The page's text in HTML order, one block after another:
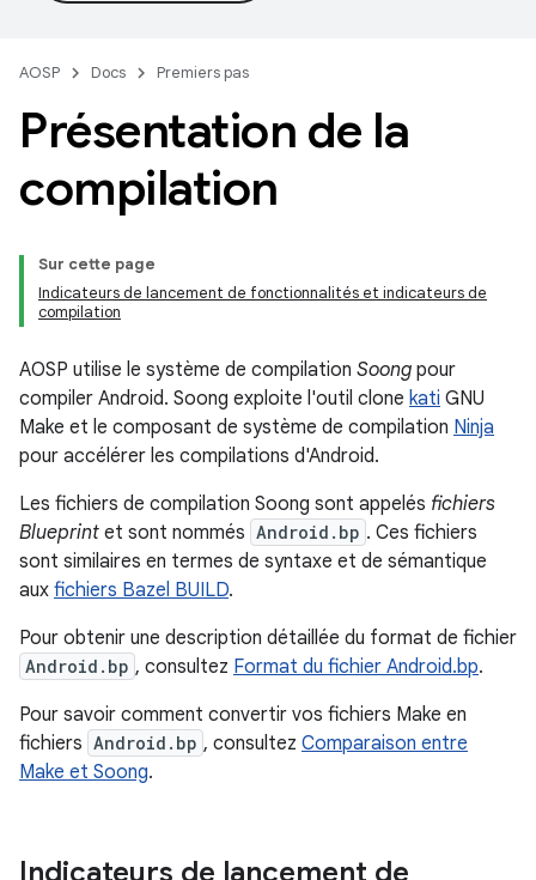
AOSP Docs Premiers pas
Présentation de la
compilation
Sur cette page
Indicateurs de lancement de fonctionnalités et indicateurs de
compilation
AOSP utilise le système de compilation Soong pour
compiler Android. Soong exploite l'outil clone kati GNU
Make et le composant de système de compilation Ninja
pour accélérer les compilations d'Android.
Les fichiers de compilation Soong sont appelés fichiers
Blueprint et sont nommés Android.bp . Ces fichiers
sont similaires en termes de syntaxe et de sémantique
aux fichiers Bazel BUILD.
Pour obtenir une description détaillée du format de fichier
Android.bp , consultez Format du fichier Android.bp.
Pour savoir comment convertir vos fichiers Make en
fichiers Android.bp , consultez Comparaison entre
Make et Soong.
Indicateurs de lancement de